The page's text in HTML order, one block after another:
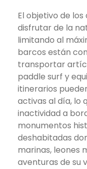
El objetivo de
disfrutar de la
limitando al
barcos están
transportar
paddle surf y
itinerarios
activas al día, lo
inactividad a
monumentos
deshabitadas
marinas, leones
aventuras de su